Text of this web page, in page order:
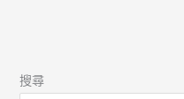
搜尋